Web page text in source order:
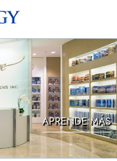
APRENDE MÁS